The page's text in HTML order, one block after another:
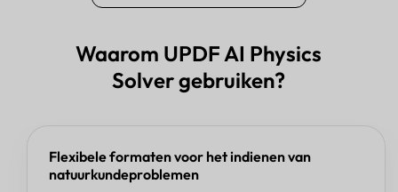
Waarom UPDF AI Physics
Solver gebruiken?
Flexibele formaten voor het indienen van
natuurkundeproblemen